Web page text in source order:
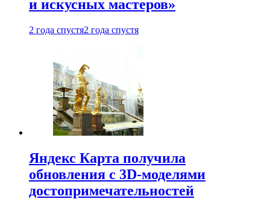
и искусных мастеров»
2 года спустя2 года спустя
Яндекс Карта получила
обновления с 3D-моделями
достопримечательностей